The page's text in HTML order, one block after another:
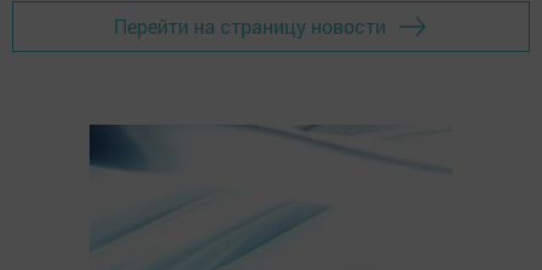
Перейти на страницу новости